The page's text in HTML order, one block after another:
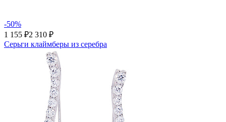
-50%
1 155 ₽2 310 ₽
Серьги клаймберы из серебра